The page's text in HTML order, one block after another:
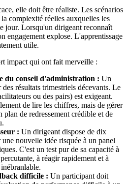
elle doit être réaliste. Les scénarios
complexité réelles auxquelles les
jour. Lorsqu'un dirigeant reconnaît
engagement explose. L'apprentissage
utile.
impact qui ont fait merveille :
du conseil d'administration : Un
résultats trimestriels décevants. Le
ou des pairs) est exigeant.
de lire les chiffres, mais de gérer
plan de redressement crédible et de
: Un dirigeant dispose de dix
nouvelle idée risquée à un panel
C'est un test pur de sa capacité à
à réagir rapidement et à
difficile : Un participant doit